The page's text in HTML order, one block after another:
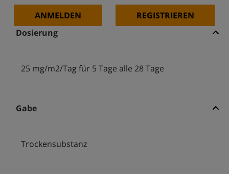
ANMELDEN REGISTRIEREN
Dosierung
25 mg/m2/Tag für 5 Tage alle 28 Tage
Gabe
Trockensubstanz